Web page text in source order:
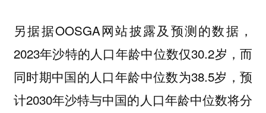
另据据OOSGA网站披露及预测的数据，
2023年沙特的人口年龄中位数仅30.2岁，而
同时期中国的人口年龄中位数为38.5岁，预
计2030年沙特与中国的人口年龄中位数将分